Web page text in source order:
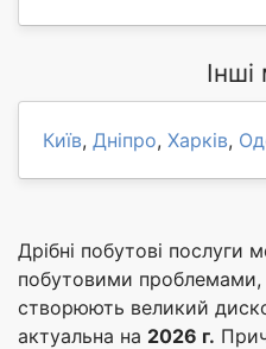
Інші
Київ, Дніпро, Харків,
Дрібні побутові
побутовими проблемами,
створюють великий
актуальна на 2026 г.